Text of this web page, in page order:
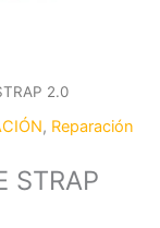
2.0
, Reparación
STRAP